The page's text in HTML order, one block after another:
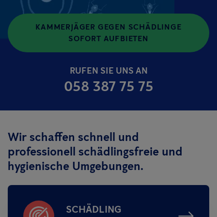
KAMMERJÄGER GEGEN SCHÄDLINGE
SOFORT AUFBIETEN
RUFEN SIE UNS AN
058 387 75 75
Wir schaffen schnell und
professionell schädlingsfreie und
hygienische Umgebungen.
SCHÄDLING